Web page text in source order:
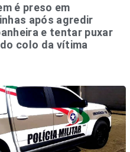
é preso em
após agredir
e tentar puxar
colo da vítima